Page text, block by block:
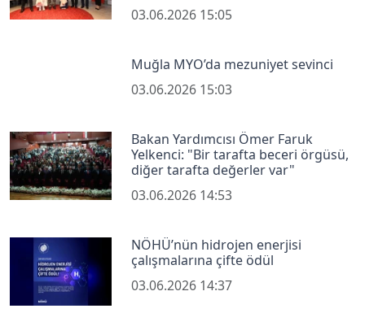
03.06.2026 15:05
Muğla MYO’da mezuniyet sevinci
03.06.2026 15:03
Bakan Yardımcısı Ömer Faruk
Yelkenci: "Bir tarafta beceri örgüsü,
diğer tarafta değerler var"
03.06.2026 14:53
NÖHÜ’nün hidrojen enerjisi
çalışmalarına çifte ödül
03.06.2026 14:37